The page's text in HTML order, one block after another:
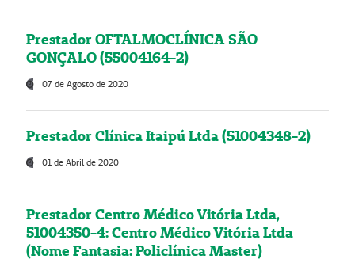
Prestador OFTALMOCLÍNICA SÃO
GONÇALO (55004164-2)
07 de Agosto de 2020
Prestador Clínica Itaipú Ltda (51004348-2)
01 de Abril de 2020
Prestador Centro Médico Vitória Ltda,
51004350-4: Centro Médico Vitória Ltda
(Nome Fantasia: Policlínica Master)